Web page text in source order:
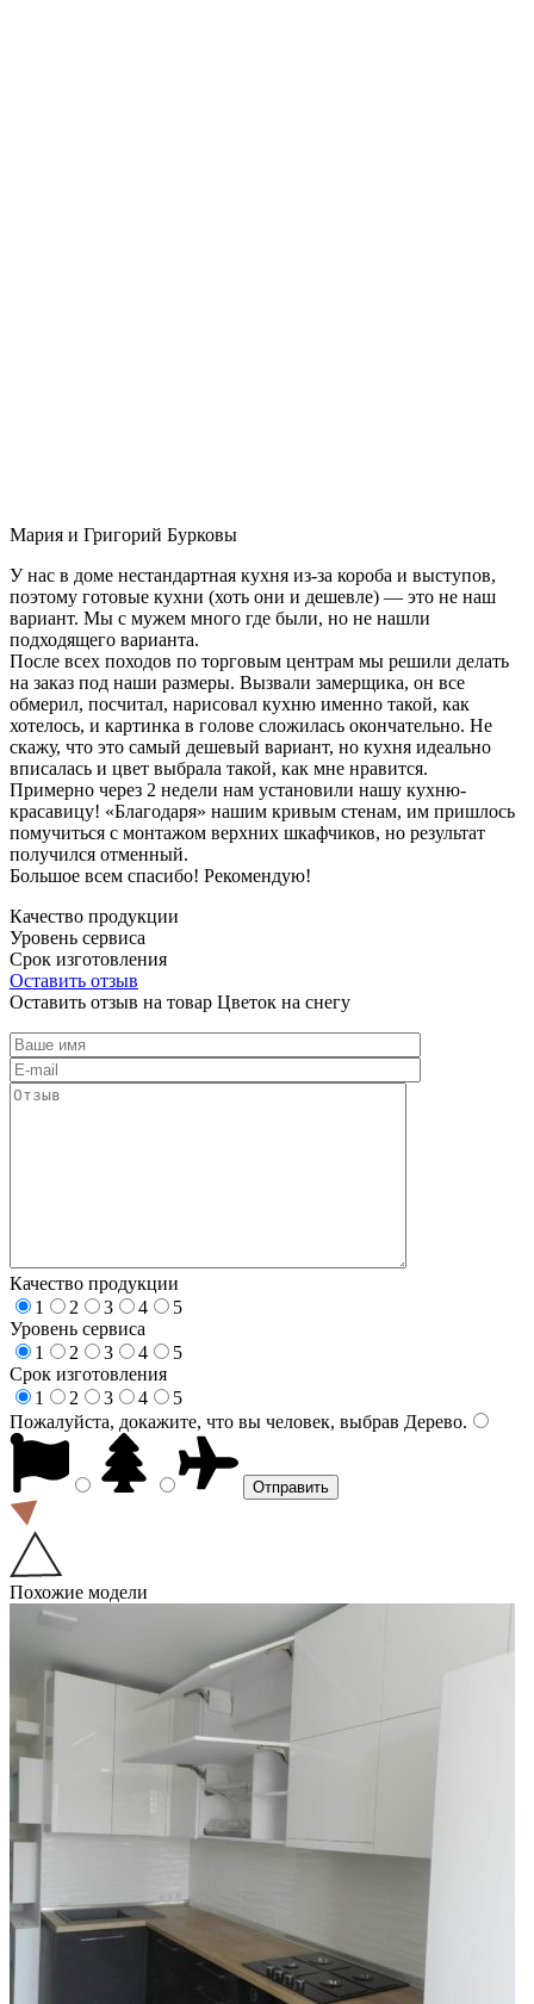
Мария и Григорий Бурковы
У нас в доме нестандартная кухня из-за короба и выступов,
поэтому готовые кухни (хоть они и дешевле) — это не наш
вариант. Мы с мужем много где были, но не нашли
подходящего варианта.
После всех походов по торговым центрам мы решили делать
на заказ под наши размеры. Вызвали замерщика, он все
обмерил, посчитал, нарисовал кухню именно такой, как
хотелось, и картинка в голове сложилась окончательно. Не
скажу, что это самый дешевый вариант, но кухня идеально
вписалась и цвет выбрала такой, как мне нравится.
Примерно через 2 недели нам установили нашу кухню-
красавицу! «Благодаря» нашим кривым стенам, им пришлось
помучиться с монтажом верхних шкафчиков, но результат
получился отменный.
Большое всем спасибо! Рекомендую!
Качество продукции
Уровень сервиса
Срок изготовления
Оставить отзыв
Оставить отзыв на товар Цветок на снегу
Качество продукции
1
2 3 4
5
Уровень сервиса
1
2 3 4
5
Срок изготовления
1
2 3 4
5
Пожалуйста, докажите, что вы человек, выбрав Дерево.
Похожие модели